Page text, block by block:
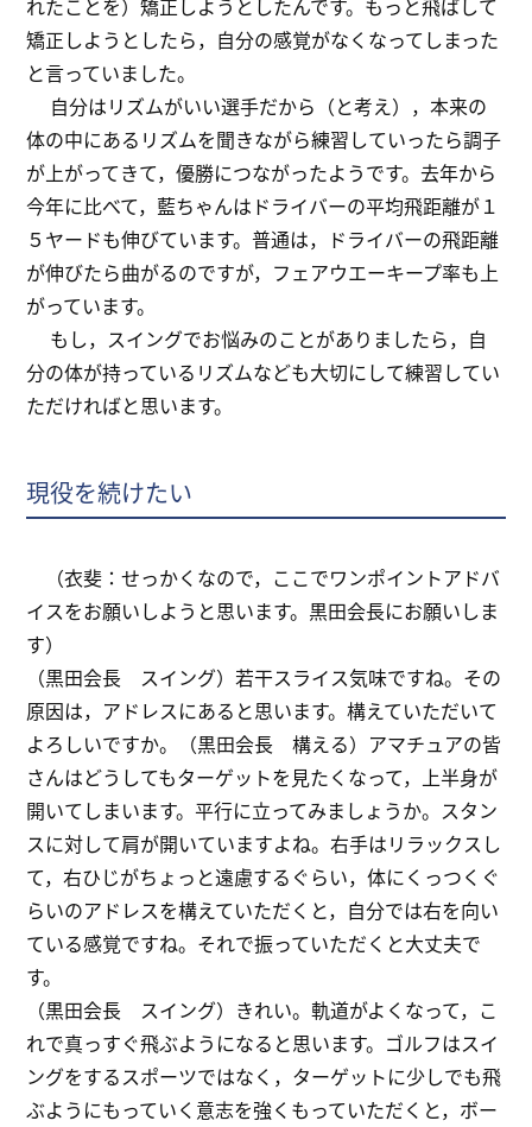
れたことを）矯正しようとしたんです。もっと飛ばして
矯正しようとしたら，自分の感覚がなくなってしまった
と言っていました。
自分はリズムがいい選手だから（と考え），本来の
体の中にあるリズムを聞きながら練習していったら調子
が上がってきて，優勝につながったようです。去年から
今年に比べて，藍ちゃんはドライバーの平均飛距離が１
５ヤードも伸びています。普通は，ドライバーの飛距離
が伸びたら曲がるのですが，フェアウエーキープ率も上
がっています。
もし，スイングでお悩みのことがありましたら，自
分の体が持っているリズムなども大切にして練習してい
ただければと思います。
現役を続けたい
（衣斐：せっかくなので，ここでワンポイントアドバ
イスをお願いしようと思います。黒田会長にお願いしま
す）
（黒田会長 スイング）若干スライス気味ですね。その
原因は，アドレスにあると思います。構えていただいて
よろしいですか。（黒田会長 構える）アマチュアの皆
さんはどうしてもターゲットを見たくなって，上半身が
開いてしまいます。平行に立ってみましょうか。スタン
スに対して肩が開いていますよね。右手はリラックスし
て，右ひじがちょっと遠慮するぐらい，体にくっつくぐ
らいのアドレスを構えていただくと，自分では右を向い
ている感覚ですね。それで振っていただくと大丈夫で
す。
（黒田会長 スイング）きれい。軌道がよくなって，こ
れで真っすぐ飛ぶようになると思います。ゴルフはスイ
ングをするスポーツではなく，ターゲットに少しでも飛
ぶようにもっていく意志を強くもっていただくと，ボー